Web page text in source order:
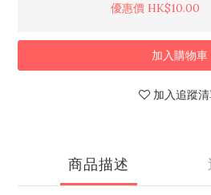
優惠價 HK$10.00
加入購物車
加入追蹤
商品描述